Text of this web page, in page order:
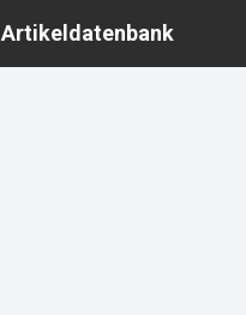
Artikeldatenbank